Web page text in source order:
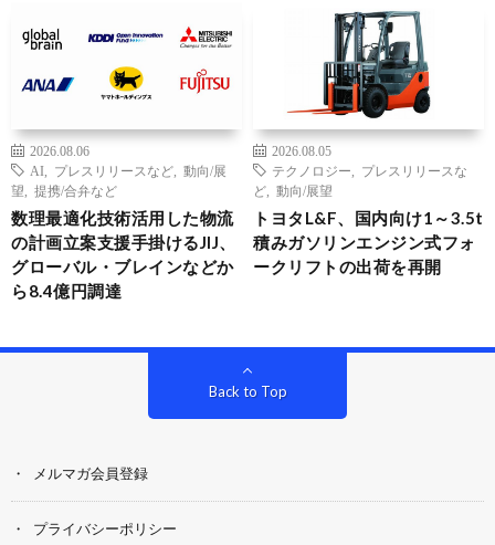
2026.08.06
AI
プレスリリースなど
動向/展
望
提携/合弁など
数理最適化技術活用した物流
の計画立案支援手掛けるJIJ、
グローバル・ブレインなどか
ら8.4億円調達
2026.08.05
テクノロジー
プレスリリースな
ど
動向/展望
トヨタL&F、国内向け1～3.5t
積みガソリンエンジン式フォ
ークリフトの出荷を再開
Back to Top
メルマガ会員登録
プライバシーポリシー